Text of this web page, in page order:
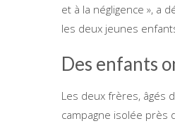
et à la négligence », a
les deux jeunes
Des enfants
Les deux frères, âgés
campagne isolée près